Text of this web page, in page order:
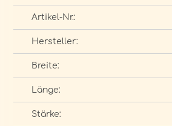
Artikel-Nr.:
Hersteller:
Breite:
Länge:
Stärke: